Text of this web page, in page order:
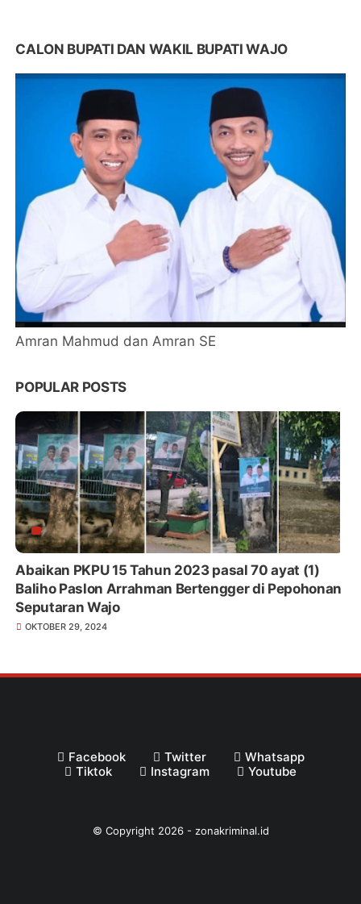
CALON BUPATI DAN WAKIL BUPATI WAJO
Amran Mahmud dan Amran SE
POPULAR POSTS
Abaikan PKPU 15 Tahun 2023 pasal 70 ayat (1)
Baliho Paslon Arrahman Bertengger di Pepohonan
Seputaran Wajo
OKTOBER 29, 2024
Facebook Twitter
Whatsapp
Tiktok
Instagram Youtube
© Copyright 2026- zonakriminal.id